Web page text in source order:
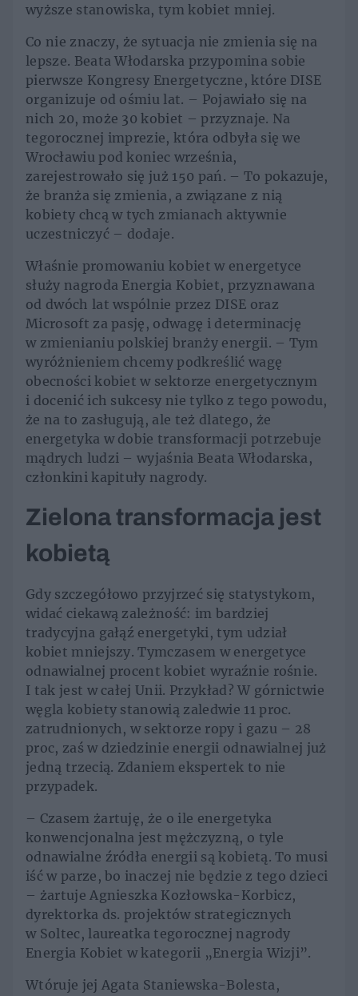
wyższe stanowiska, tym kobiet mniej.
Co nie znaczy, że sytuacja nie zmienia się na
lepsze. Beata Włodarska przypomina sobie
pierwsze Kongresy Energetyczne, które DISE
organizuje od ośmiu lat. – Pojawiało się na
nich 20, może 30 kobiet – przyznaje. Na
tegorocznej imprezie, która odbyła się we
Wrocławiu pod koniec września,
zarejestrowało się już 150 pań. – To pokazuje,
że branża się zmienia, a związane z nią
kobiety chcą w tych zmianach aktywnie
uczestniczyć – dodaje.
Właśnie promowaniu kobiet w energetyce
służy nagroda Energia Kobiet, przyznawana
od dwóch lat wspólnie przez DISE oraz
Microsoft za pasję, odwagę i determinację
w zmienianiu polskiej branży energii. – Tym
wyróżnieniem chcemy podkreślić wagę
obecności kobiet w sektorze energetycznym
i docenić ich sukcesy nie tylko z tego powodu,
że na to zasługują, ale też dlatego, że
energetyka w dobie transformacji potrzebuje
mądrych ludzi – wyjaśnia Beata Włodarska,
członkini kapituły nagrody.
Zielona transformacja jest
kobietą
Gdy szczegółowo przyjrzeć się statystykom,
widać ciekawą zależność: im bardziej
tradycyjna gałąź energetyki, tym udział
kobiet mniejszy. Tymczasem w energetyce
odnawialnej procent kobiet wyraźnie rośnie.
I tak jest w całej Unii. Przykład? W górnictwie
węgla kobiety stanowią zaledwie 11 proc.
zatrudnionych, w sektorze ropy i gazu – 28
proc, zaś w dziedzinie energii odnawialnej już
jedną trzecią. Zdaniem ekspertek to nie
przypadek.
– Czasem żartuję, że o ile energetyka
konwencjonalna jest mężczyzną, o tyle
odnawialne źródła energii są kobietą. To musi
iść w parze, bo inaczej nie będzie z tego dzieci
– żartuje Agnieszka Kozłowska-Korbicz,
dyrektorka ds. projektów strategicznych
w Soltec, laureatka tegorocznej nagrody
Energia Kobiet w kategorii „Energia Wizji”.
Wtóruje jej Agata Staniewska-Bolesta,